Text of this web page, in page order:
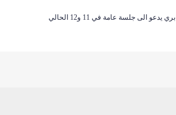
بري يدعو الى جلسة عامة في 11 و12 الحالي